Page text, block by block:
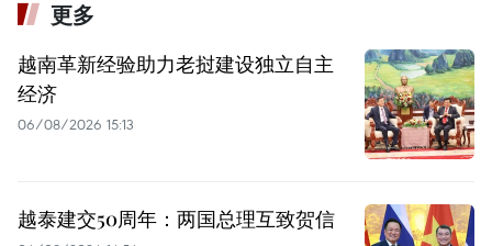
更多
越南革新经验助力老挝建设独立自主
经济
06/08/2026 15:13
越泰建交50周年：两国总理互致贺信